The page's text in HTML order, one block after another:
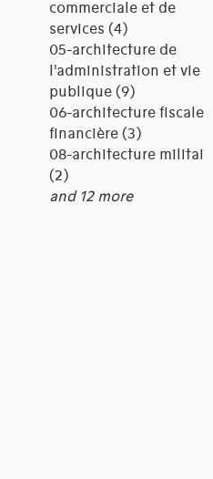
commerciale et de
services (4)
05-architecture de
l'administration et vie
publique (9)
06-architecture fiscale et
financière (3)
08-architecture militaire
(2)
and 12 more